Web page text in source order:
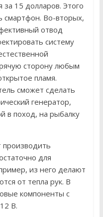
15 долларов. Этого
смартфон. Во-вторых,
отвод
систему
сторону любым
пламя.
сможет сделать
генератор,
в поход, на рыбалку
производить
для
из него делают
от тепла рук. В
компоненты с
В.